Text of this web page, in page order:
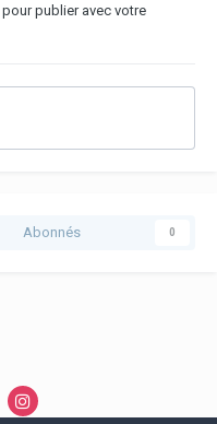
pour publier avec votre
Abonnés 0